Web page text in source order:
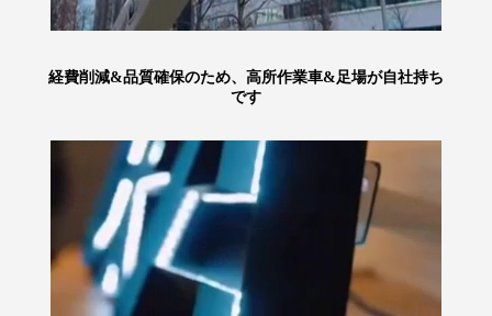
経費削減&品質確保のため、高所作業車&足場が自社持ち
です